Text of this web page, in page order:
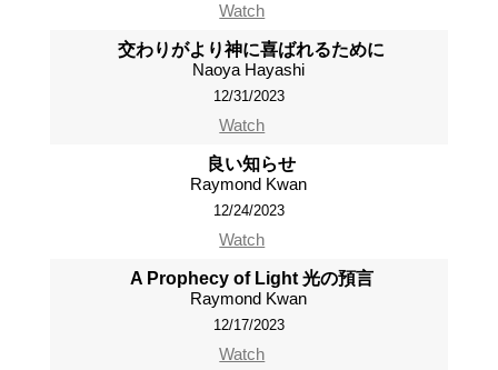
Watch
交わりがより神に喜ばれるために
Naoya Hayashi
12/31/2023
Watch
良い知らせ
Raymond Kwan
12/24/2023
Watch
A Prophecy of Light 光の預言
Raymond Kwan
12/17/2023
Watch